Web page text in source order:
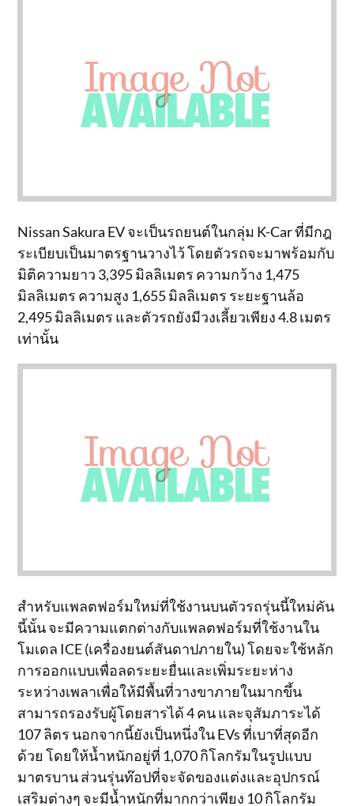
Nissan Sakura EV จะเป็นรถยนต์ในกลุ่ม K-Car ที่มีกฎ
ระเบียบเป็นมาตรฐานวางไว้ โดยตัวรถจะมาพร้อมกับ
มิติความยาว 3,395 มิลลิเมตร ความกว้าง 1,475
มิลลิเมตร ความสูง 1,655 มิลลิเมตร ระยะฐานล้อ
2,495 มิลลิเมตร และตัวรถยังมีวงเลี้ยวเพียง 4.8 เมตร
เท่านั้น
สำหรับแพลตฟอร์มใหม่ที่ใช้งานบนตัวรถรุ่นนี้ใหม่คัน
นี้นั้น จะมีความแตกต่างกับแพลตฟอร์มที่ใช้งานใน
โมเดล ICE (เครื่องยนต์สันดาปภายใน) โดยจะใช้หลัก
การออกแบบเพื่อลดระยะยื่นและเพิ่มระยะห่าง
ระหว่างเพลาเพื่อให้มีพื้นที่วางขาภายในมากขึ้น
สามารถรองรับผู้โดยสารได้ 4 คน และจุสัมภาระได้
107 ลิตร นอกจากนี้ยังเป็นหนึ่งใน EVs ที่เบาที่สุดอีก
ด้วย โดยให้น้ำหนักอยู่ที่ 1,070 กิโลกรัมในรูปแบบ
มาตรบาน ส่วนรุ่นท๊อปที่จะจัดของแต่งและอุปกรณ์
เสริมต่างๆ จะมีน้ำหนักที่มากกว่าเพียง 10 กิโลกรัม